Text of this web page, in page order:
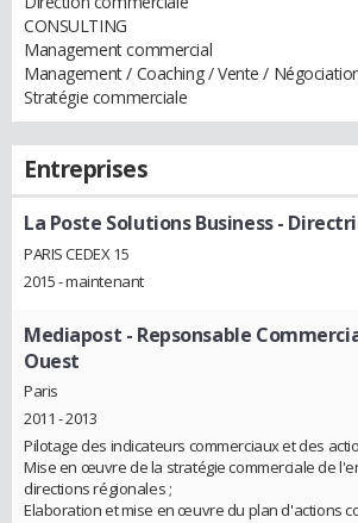
CONSULTING
Management commercial
Management / Coaching / Vente /
Stratégie commerciale
Entreprises
La Poste Solutions Business-
PARIS CEDEX 15
2015 - maintenant
Mediapost - Repsonsable
Ouest
Paris
2011 - 2013
Pilotage des indicateurs commerciaux et des
Mise en œuvre de la stratégie commerciale de
directions régionales ;
Elaboration et mise en œuvre du plan d'actions